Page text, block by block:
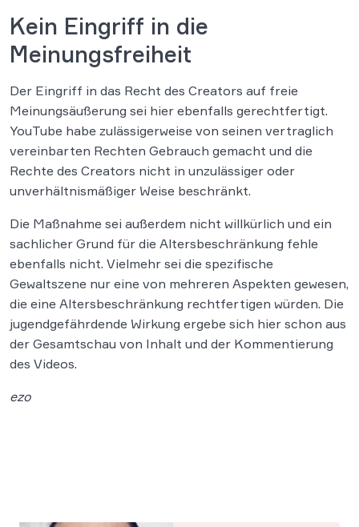
Kein Eingriff in die
Meinungsfreiheit
Der Eingriff in das Recht des Creators auf freie
Meinungsäußerung sei hier ebenfalls gerechtfertigt.
YouTube habe zulässigerweise von seinen vertraglich
vereinbarten Rechten Gebrauch gemacht und die
Rechte des Creators nicht in unzulässiger oder
unverhältnismäßiger Weise beschränkt.
Die Maßnahme sei außerdem nicht willkürlich und ein
sachlicher Grund für die Altersbeschränkung fehle
ebenfalls nicht. Vielmehr sei die spezifische
Gewaltszene nur eine von mehreren Aspekten gewesen,
die eine Altersbeschränkung rechtfertigen würden. Die
jugendgefährdende Wirkung ergebe sich hier schon aus
der Gesamtschau von Inhalt und der Kommentierung
des Videos.
ezo